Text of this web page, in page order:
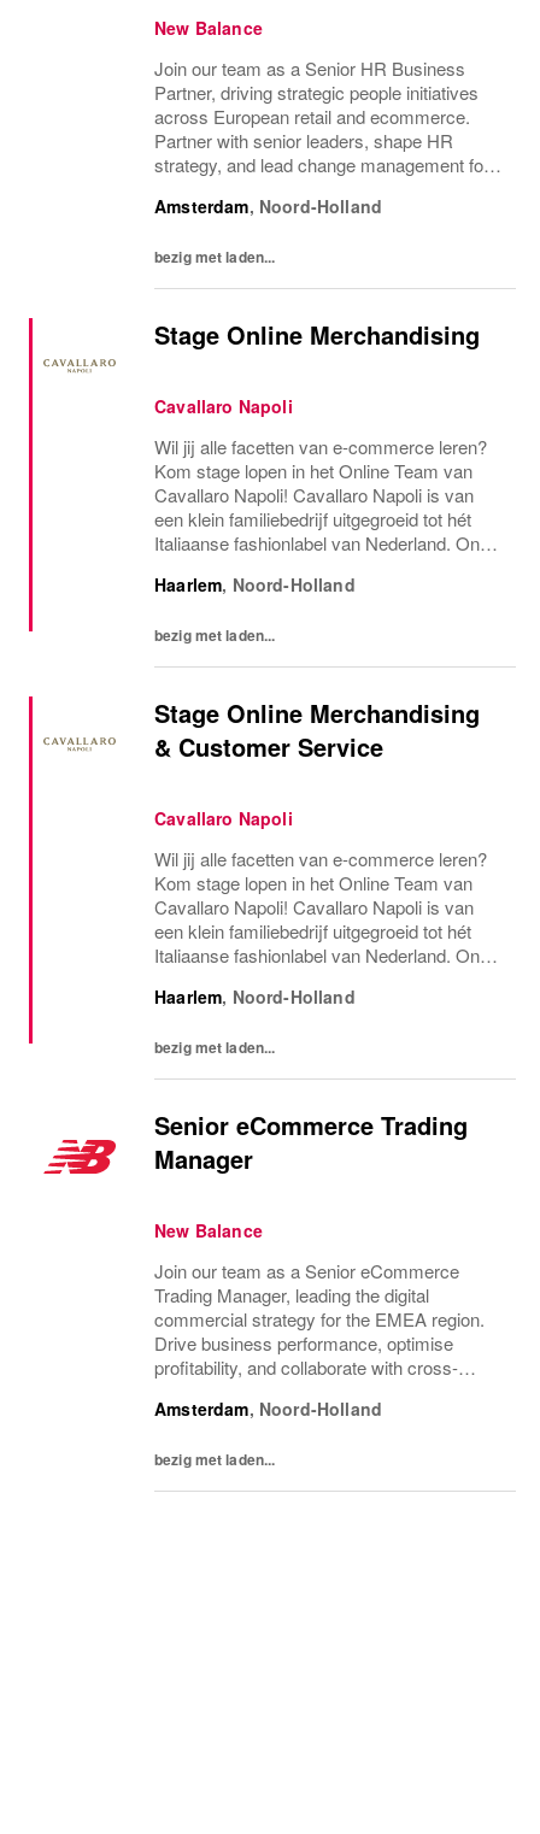
New Balance
Join our team as a Senior HR Business
Partner, driving strategic people initiatives
across European retail and ecommerce.
Partner with senior leaders, shape HR
strategy, and lead change management for a
real impact in a fast-paced, multicultural...
Amsterdam, Noord-Holland
bezig met laden...
Stage Online Merchandising
Cavallaro Napoli
Wil jij alle facetten van e-commerce leren?
Kom stage lopen in het Online Team van
Cavallaro Napoli! Cavallaro Napoli is van
een klein familiebedrijf uitgegroeid tot hét
Italiaanse fashionlabel van Nederland. Onze
waarbij continu wordt ingespeeld op het...
Haarlem, Noord-Holland
bezig met laden...
Stage Online Merchandising
& Customer Service
Cavallaro Napoli
Wil jij alle facetten van e-commerce leren?
Kom stage lopen in het Online Team van
Cavallaro Napoli! Cavallaro Napoli is van
een klein familiebedrijf uitgegroeid tot hét
Italiaanse fashionlabel van Nederland. Onze
waarbij continu wordt ingespeeld op het...
Haarlem, Noord-Holland
bezig met laden...
Senior eCommerce Trading
Manager
New Balance
Join our team as a Senior eCommerce
Trading Manager, leading the digital
commercial strategy for the EMEA region.
Drive business performance, optimise
profitability, and collaborate with cross-
centric digital retail experience. Ideal for
Amsterdam, Noord-Holland
bezig met laden...